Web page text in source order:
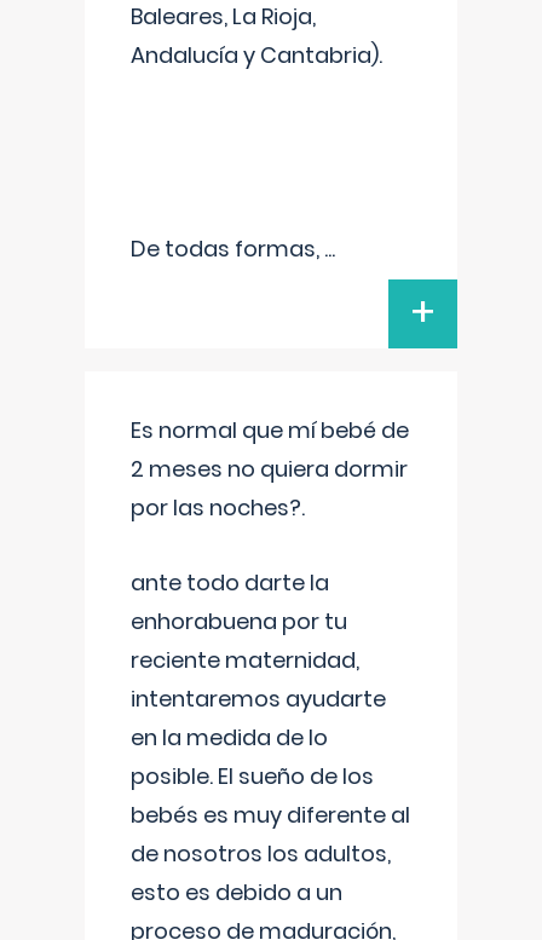
Baleares, La Rioja,
Andalucía y Cantabria).
De todas formas, ...
+
Es normal que mí bebé de
2 meses no quiera dormir
por las noches?.
ante todo darte la
enhorabuena por tu
reciente maternidad,
intentaremos ayudarte
en la medida de lo
posible. El sueño de los
bebés es muy diferente al
de nosotros los adultos,
esto es debido a un
proceso de maduración,